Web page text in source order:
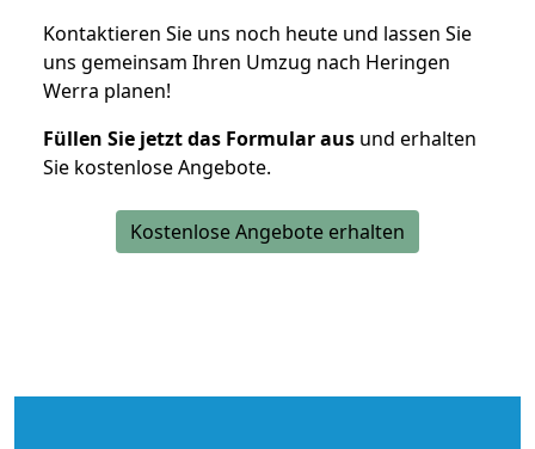
Kontaktieren Sie uns noch heute und lassen Sie
uns gemeinsam Ihren Umzug nach Heringen
Werra planen!
Füllen Sie jetzt das Formular aus und erhalten
Sie kostenlose Angebote.
Kostenlose Angebote erhalten